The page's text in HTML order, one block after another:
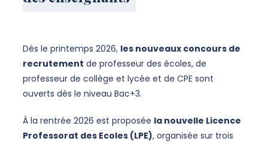
Dès le printemps 2026, les nouveaux concours de
recrutement de professeur des écoles, de
professeur de collège et lycée et de CPE sont
ouverts dès le niveau Bac+3.
À la rentrée 2026 est proposée la nouvelle Licence
Professorat des Ecoles (LPE), organisée sur trois